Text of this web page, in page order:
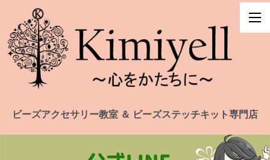
ビーズアクセサリー教室 ＆ ビーズステッチキット専門店